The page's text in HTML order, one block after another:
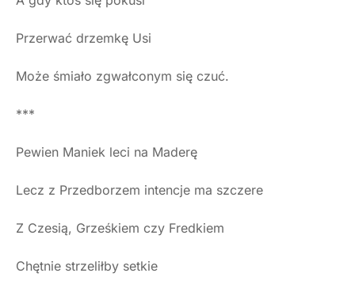
Przerwać drzemkę Usi
Może śmiało zgwałconym się czuć.
***
Pewien Maniek leci na Maderę
Lecz z Przedborzem intencje ma szczere
Z Czesią, Grześkiem czy Fredkiem
Chętnie strzeliłby setkie